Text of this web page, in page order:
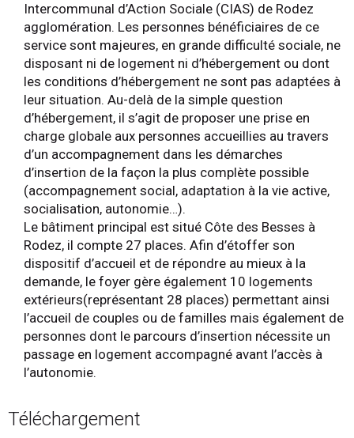
Intercommunal d’Action Sociale (CIAS) de Rodez
agglomération. Les personnes bénéficiaires de ce
service sont majeures, en grande difficulté sociale, ne
disposant ni de logement ni d’hébergement ou dont
les conditions d’hébergement ne sont pas adaptées à
leur situation. Au-delà de la simple question
d’hébergement, il s’agit de proposer une prise en
charge globale aux personnes accueillies au travers
d’un accompagnement dans les démarches
d’insertion de la façon la plus complète possible
(accompagnement social, adaptation à la vie active,
socialisation, autonomie…).
Le bâtiment principal est situé Côte des Besses à
Rodez, il compte 27 places. Afin d’étoffer son
dispositif d’accueil et de répondre au mieux à la
demande, le foyer gère également 10 logements
extérieurs(représentant 28 places) permettant ainsi
l’accueil de couples ou de familles mais également de
personnes dont le parcours d’insertion nécessite un
passage en logement accompagné avant l’accès à
l’autonomie.
Téléchargement